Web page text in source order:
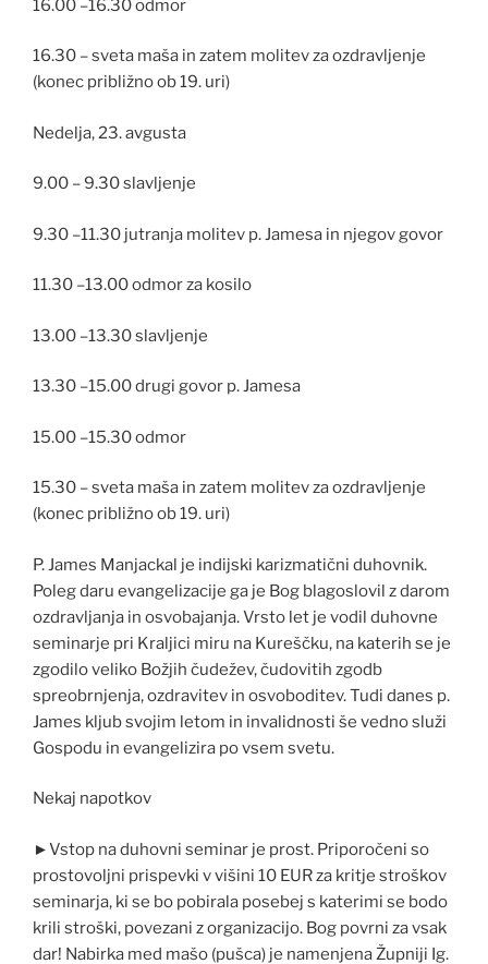
16.00 –16.30 odmor
16.30 – sveta maša in zatem molitev za ozdravljenje
(konec približno ob 19. uri)
Nedelja, 23. avgusta
9.00 – 9.30 slavljenje
9.30 –11.30 jutranja molitev p. Jamesa in njegov govor
11.30 –13.00 odmor za kosilo
13.00 –13.30 slavljenje
13.30 –15.00 drugi govor p. Jamesa
15.00 –15.30 odmor
15.30 – sveta maša in zatem molitev za ozdravljenje
(konec približno ob 19. uri)
P. James Manjackal je indijski karizmatični duhovnik.
Poleg daru evangelizacije ga je Bog blagoslovil z darom
ozdravljanja in osvobajanja. Vrsto let je vodil duhovne
seminarje pri Kraljici miru na Kureščku, na katerih se je
zgodilo veliko Božjih čudežev, čudovitih zgodb
spreobrnjenja, ozdravitev in osvoboditev. Tudi danes p.
James kljub svojim letom in invalidnosti še vedno služi
Gospodu in evangelizira po vsem svetu.
Nekaj napotkov
►Vstop na duhovni seminar je prost. Priporočeni so
prostovoljni prispevki v višini 10 EUR za kritje stroškov
seminarja, ki se bo pobirala posebej s katerimi se bodo
krili stroški, povezani z organizacijo. Bog povrni za vsak
dar! Nabirka med mašo (pušca) je namenjena Župniji Ig.